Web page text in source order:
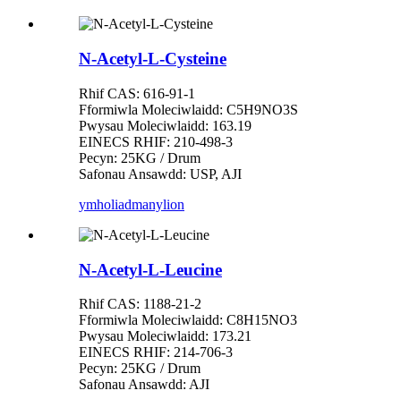
N-Acetyl-L-Cysteine
Rhif CAS: 616-91-1
Fformiwla Moleciwlaidd: C5H9NO3S
Pwysau Moleciwlaidd: 163.19
EINECS RHIF: 210-498-3
Pecyn: 25KG / Drum
Safonau Ansawdd: USP, AJI
ymholiadmanylion
N-Acetyl-L-Leucine
Rhif CAS: 1188-21-2
Fformiwla Moleciwlaidd: C8H15NO3
Pwysau Moleciwlaidd: 173.21
EINECS RHIF: 214-706-3
Pecyn: 25KG / Drum
Safonau Ansawdd: AJI